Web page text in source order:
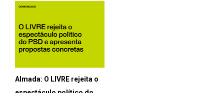
Almada: O LIVRE rejeita o